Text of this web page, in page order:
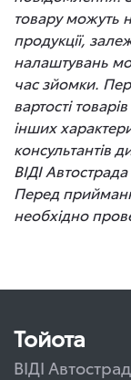
товару можуть
продукції,
налаштувань
час зйомки.
вартості
інших
консультантів
ВІДІ
Перед
необхідно
Тойота
ВІДІ